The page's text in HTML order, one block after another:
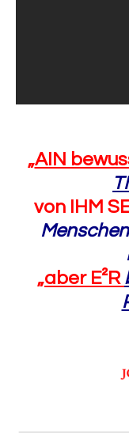
„AIN
von IHM
„aber E²R